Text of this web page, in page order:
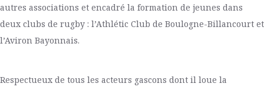
autres associations et encadré la formation de jeunes dans
deux clubs de rugby : l’Athlétic Club de Boulogne-Billancourt et
l’Aviron Bayonnais.
Respectueux de tous les acteurs gascons dont il loue la